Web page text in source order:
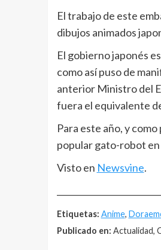
El trabajo de este
dibujos animados
El gobierno japonés
como así puso de
anterior Ministro del
fuera el equivalente
Para este año, y
popular gato-robot en
Visto en Newsvine.
Etiquetas: Anime,
Publicado en: Actualidad,